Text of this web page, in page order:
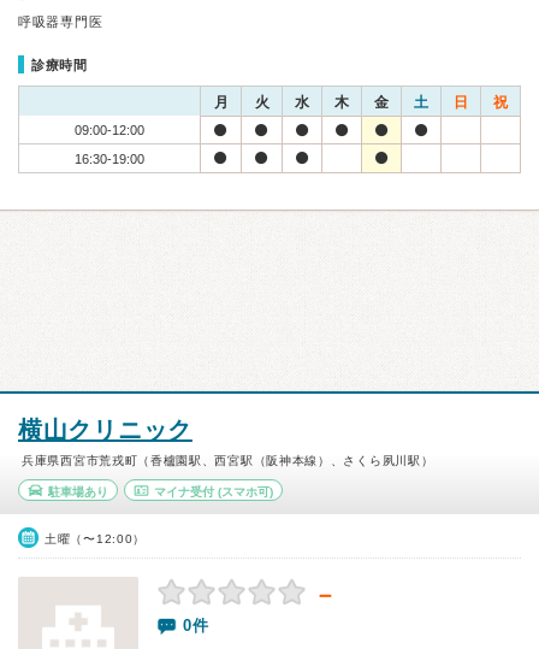
呼吸器専門医
診療時間
月 火 水 木 金 土 日 祝
09:00-12:00
16:30-19:00
横山クリニック
兵庫県西宮市荒戎町（香櫨園駅、西宮駅（阪神本線）、さくら夙川駅）
駐車場あり マイナ受付(スマホ可)
土曜（〜12:00）
－
0件